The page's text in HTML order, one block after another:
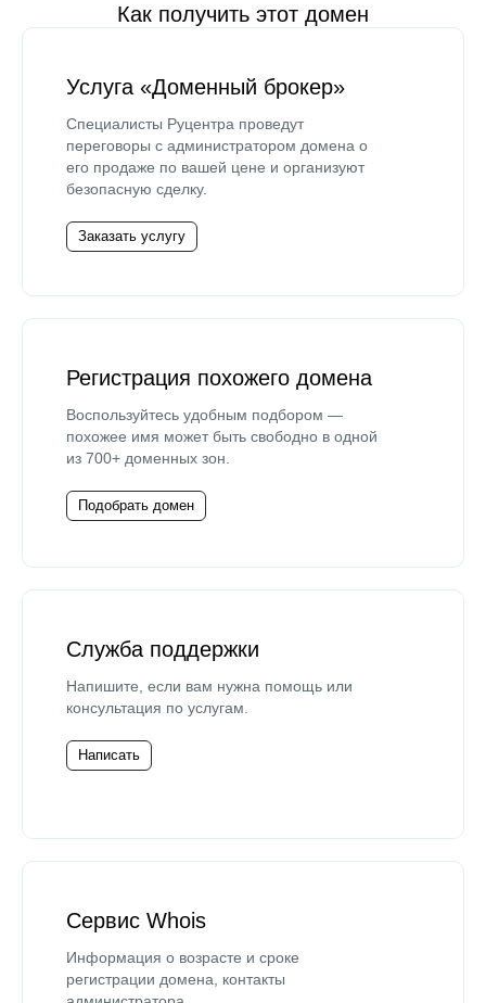
Как получить этот домен
Услуга «Доменный брокер»
Специалисты Руцентра проведут
переговоры с администратором домена о
его продаже по вашей цене и организуют
безопасную сделку.
Заказать услугу
Регистрация похожего домена
Воспользуйтесь удобным подбором —
похожее имя может быть свободно в одной
из 700+ доменных зон.
Подобрать домен
Служба поддержки
Напишите, если вам нужна помощь или
консультация по услугам.
Написать
Сервис Whois
Информация о возрасте и сроке
регистрации домена, контакты